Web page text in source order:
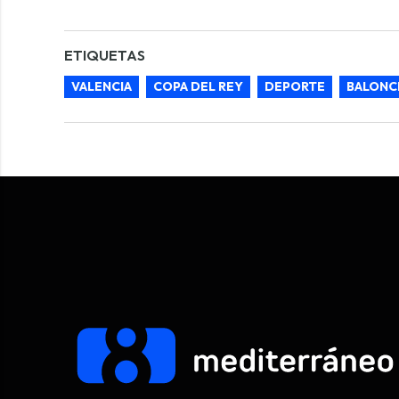
ETIQUETAS
VALENCIA COPA DEL REY DEPORTE